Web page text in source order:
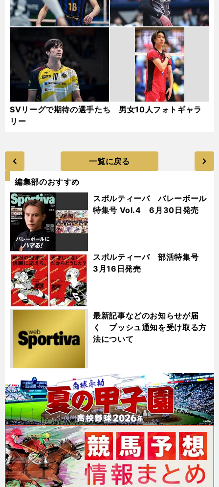
SVリーグで期待の選手たち 男女10人フォトギャラ
リー
一覧に戻る
編集部のおすすめ
スポルティーバ バレーボール
特集号 Vol.4 6月30日発売
スポルティーバ 部活特集号
3月16日発売
最新記事などのお知らせが届
く プッシュ通知を受け取る方
法について